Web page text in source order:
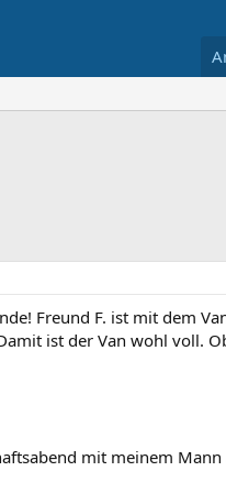
Freund F. ist mit dem
ist der Van wohl voll.
mit meinem